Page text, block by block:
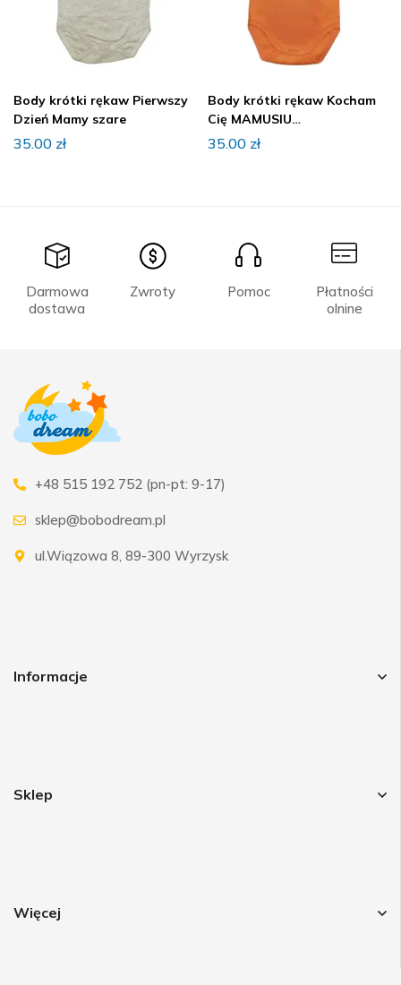
Body krótki rękaw Pierwszy
Dzień Mamy szare
35.00 zł
Body krótki rękaw Kocham
Cię MAMUSIU
pomaranczowe
35.00 zł
Darmowa
dostawa
Zwroty Pomoc
Płatności
olnine
+48 515 192 752 (pn-pt: 9-17)
sklep@bobodream.pl
ul.Wiązowa 8, 89-300 Wyrzysk
Informacje
Sklep
Więcej